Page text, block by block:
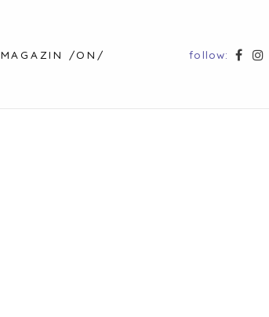
MAGAZIN /ON/ follow: